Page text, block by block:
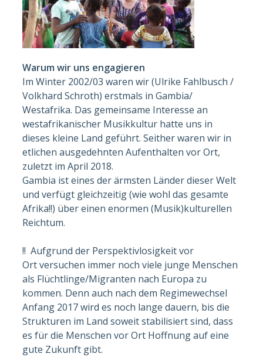
Warum wir uns engagieren
Im Winter 2002/03 waren wir (Ulrike Fahlbusch /
Volkhard Schroth) erstmals in Gambia/
Westafrika. Das gemeinsame Interesse an
westafrikanischer Musikkultur hatte uns in
dieses kleine Land geführt. Seither waren wir in
etlichen ausgedehnten Aufenthalten vor Ort,
zuletzt im April 2018.
Gambia ist eines der ärmsten Länder dieser Welt
und verfügt gleichzeitig (wie wohl das gesamte
Afrika!!) über einen enormen (Musik)kulturellen
Reichtum.
!! Aufgrund der Perspektivlosigkeit vor
Ort versuchen immer noch viele junge Menschen
als Flüchtlinge/Migranten nach Europa zu
kommen. Denn auch nach dem Regimewechsel
Anfang 2017 wird es noch lange dauern, bis die
Strukturen im Land soweit stabilisiert sind, dass
es für die Menschen vor Ort Hoffnung auf eine
gute Zukunft gibt.